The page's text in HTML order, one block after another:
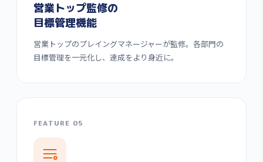
営業トップ監修の
目標管理機能
営業トップのプレイングマネージャーが監修。各部門の
目標管理を一元化し、達成をより身近に。
FEATURE 05